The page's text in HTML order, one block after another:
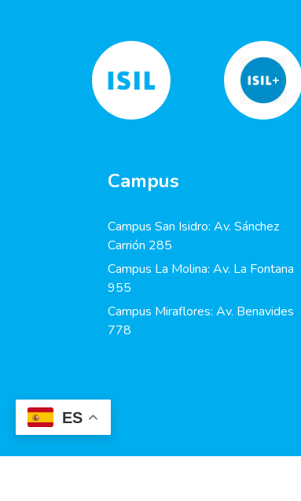
ES
Campus
Campus San Isidro: Av. Sánchez
Carrión 285
Campus La Molina: Av. La Fontana
955
Campus Miraflores: Av. Benavides
778